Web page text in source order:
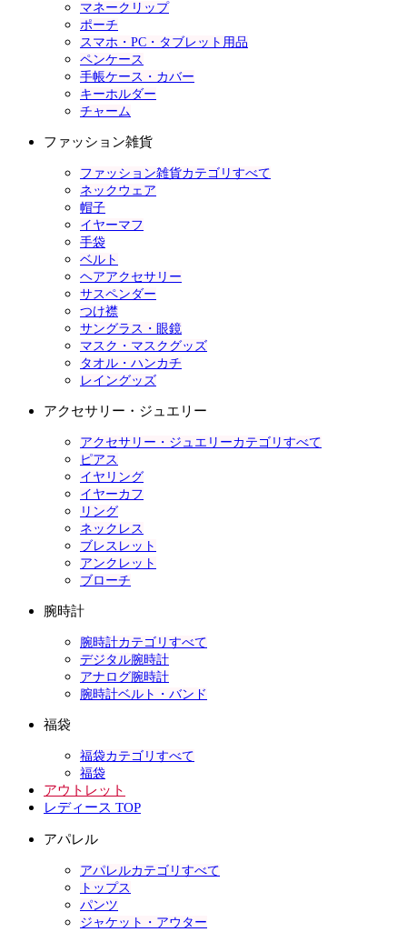
マネークリップ
ポーチ
スマホ・PC・タブレット用品
ペンケース
手帳ケース・カバー
キーホルダー
チャーム
ファッション雑貨
ファッション雑貨カテゴリすべて
ネックウェア
帽子
イヤーマフ
手袋
ベルト
ヘアアクセサリー
サスペンダー
つけ襟
サングラス・眼鏡
マスク・マスクグッズ
タオル・ハンカチ
レイングッズ
アクセサリー・ジュエリー
アクセサリー・ジュエリーカテゴリすべて
ピアス
イヤリング
イヤーカフ
リング
ネックレス
ブレスレット
アンクレット
ブローチ
腕時計
腕時計カテゴリすべて
デジタル腕時計
アナログ腕時計
腕時計ベルト・バンド
福袋
福袋カテゴリすべて
福袋
アウトレット
レディース TOP
アパレル
アパレルカテゴリすべて
トップス
パンツ
ジャケット・アウター